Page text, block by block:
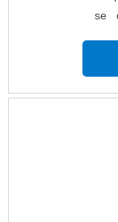
se
já